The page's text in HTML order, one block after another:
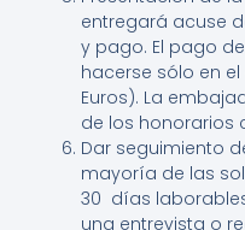
entregará acuse
y pago. El pago
hacerse sólo en
Euros). La
de los honorarios
Dar seguimiento
mayoría de las
30 días
una entrevista o